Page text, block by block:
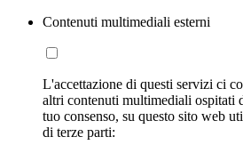
Contenuti multimediali esterni
L'accettazione di questi servizi ci
altri contenuti multimediali ospitati
tuo consenso, su questo sito web
di terze parti: